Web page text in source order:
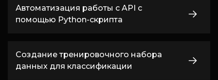
Автоматизация работы с API с
помощью Python-скрипта
Создание тренировочного набора
данных для классификации